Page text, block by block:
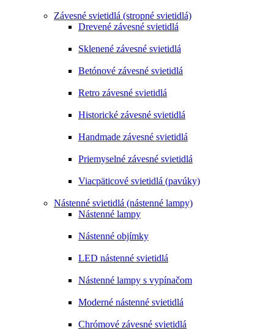
Závesné svietidlá (stropné svietidlá)
Drevené závesné svietidlá
Sklenené závesné svietidlá
Betónové závesné svietidlá
Retro závesné svietidlá
Historické závesné svietidlá
Handmade závesné svietidlá
Priemyselné závesné svietidlá
Viacpäticové svietidlá (pavúky)
Nástenné svietidlá (nástenné lampy)
Nástenné lampy
Nástenné objímky
LED nástenné svietidlá
Nástenné lampy s vypínačom
Moderné nástenné svietidlá
Chrómové závesné svietidlá